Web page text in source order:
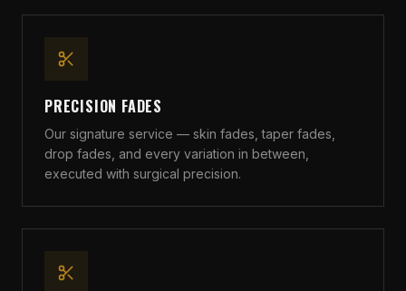
PRECISION FADES
Our signature service — skin fades, taper fades,
drop fades, and every variation in between,
executed with surgical precision.